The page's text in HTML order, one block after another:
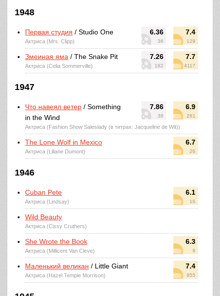
1948
6.36
36
7.4
129
Первая студия / Studio One
Актриса (Mrs. Clipp)
7.26
182
7.7
4117
Змеиная яма / The Snake Pit
Актриса (Celia Sommerville)
1947
7.86
38
6.9
261
Что навеял ветер / Something
in the Wind
Актриса (Fashion Show Saleslady (в титрах: Jacqueline de Wit))
6.7
26
The Lone Wolf in Mexico
Актриса (Liliane Dumont)
1946
6.1
16
Cuban Pete
Актриса (Lindsay)
Wild Beauty
Актриса (Cissy Cruthers)
6.3
9
She Wrote the Book
Актриса (Millicent Van Cleve)
7.4
855
Маленький великан / Little Giant
Актриса (Hazel Temple Morrison)